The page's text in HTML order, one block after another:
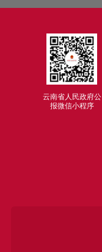
云南省人民政府公
报微信小程序